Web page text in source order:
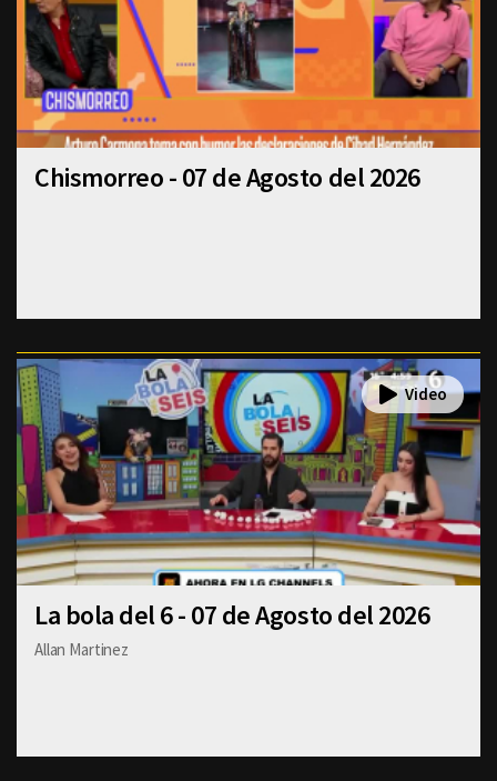
Chismorreo - 07 de Agosto del 2026
La bola del 6 - 07 de Agosto del 2026
Allan Martinez